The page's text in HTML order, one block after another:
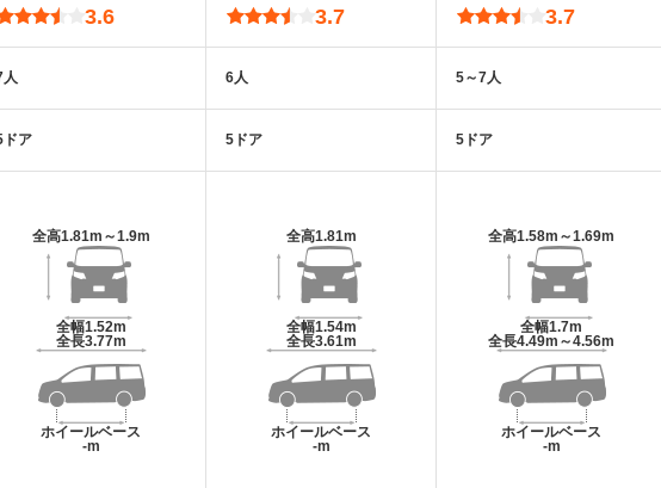
3.6
人
ドア
全高1.81m～1.9m
全幅1.52m
全長3.77m
ホイールベース
-m
3.7
6人
5ドア
全高1.81m
全幅1.54m
全長3.61m
ホイールベース
-m
3.7
5～7人
5ドア
全高1.58m～1.69m
全幅1.7m
全長4.49m～4.56m
ホイールベース
-m